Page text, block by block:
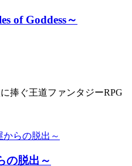
of Goddess～
捧ぐ王道ファンタジーRPG
の脱出～